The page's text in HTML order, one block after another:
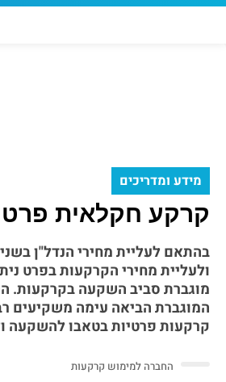
מידע ומדריכים
קרקע חקלאית
בהתאם לעליית מחירי הנדל"ן
ולעליית מחירי הקרקעות בפרט
מוגברת סביב השקעה בקרקעות.
המוגברת הביאה עימה משקיעים
קרקעות פרטיות בטאבו להשקעה
החברה למימוש קרקעות